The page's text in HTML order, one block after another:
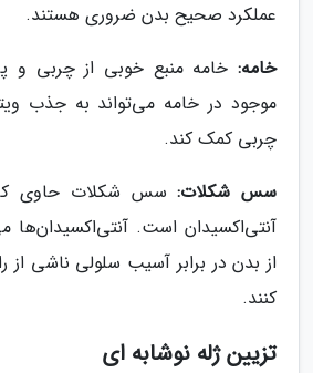
عملکرد صحیح بدن ضروری هستند.
خامه: خامه منبع خوبی از چربی و
موجود در خامه می‌تواند به جذب
چربی کمک کند.
سس شکلات:سس شکلات حاوی
آنتی‌اکسیدان است. آنتی‌اکسیدان‌ها
از بدن در برابر آسیب سلولی ناشی از
کنند.
تزیین ژله نوشابه ای